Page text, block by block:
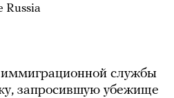
Russia
службы
запросившую убежище